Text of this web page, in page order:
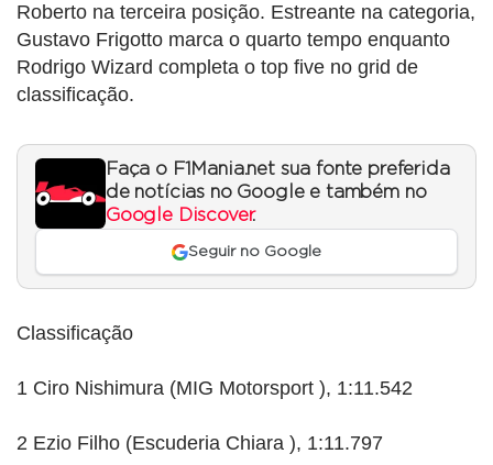
Roberto na terceira posição. Estreante na categoria,
Gustavo Frigotto marca o quarto tempo enquanto
Rodrigo Wizard completa o top five no grid de
classificação.
Faça o F1Mania.net sua fonte preferida
de notícias no Google e também no
Google Discover.
Seguir no Google
Classificação
1 Ciro Nishimura (MIG Motorsport ), 1:11.542
2 Ezio Filho (Escuderia Chiara ), 1:11.797